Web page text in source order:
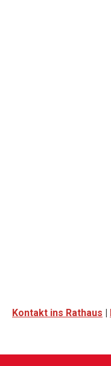
Kontakt ins Rathaus